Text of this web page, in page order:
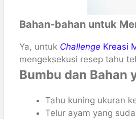
Bahan-bahan untuk
Ya, untuk Challenge Kreasi
mengeksekusi resep tahu
Bumbu dan Bahan
Tahu kuning ukuran
Telur ayam yang